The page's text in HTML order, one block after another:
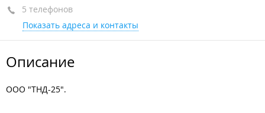
5 телефонов
Показать адреса и контакты
Описание
ООО "ТНД-25".